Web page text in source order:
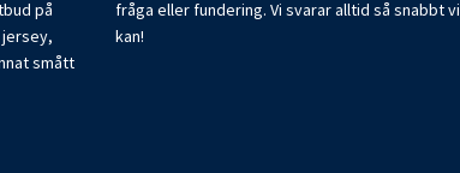
på
smått
fråga eller fundering. Vi svarar alltid så snabbt vi
kan!